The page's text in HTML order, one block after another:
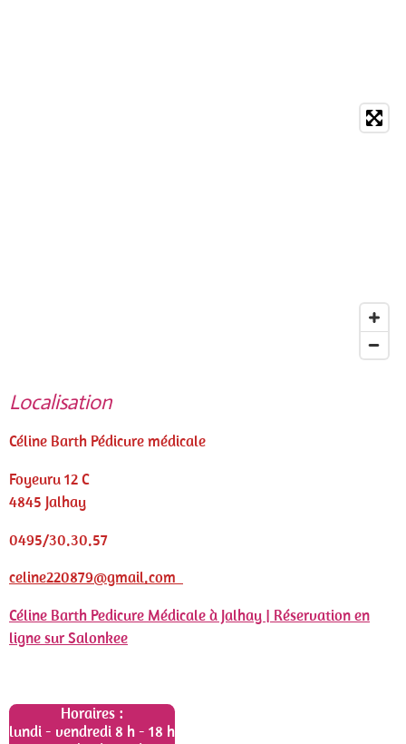
Localisation
Céline Barth Pédicure médicale
Foyeuru 12 C
4845 Jalhay
0495/30.30.57
celine220879@gmail.com
Céline Barth Pedicure Médicale à Jalhay | Réservation en
ligne sur Salonkee
Horaires :
lundi - vendredi 8 h - 18 h